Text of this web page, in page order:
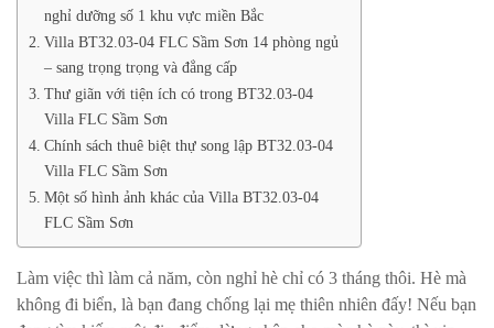
nghỉ dưỡng số 1 khu vực miền Bắc
Villa BT32.03-04 FLC Sầm Sơn 14 phòng ngủ
– sang trọng trọng và đẳng cấp
Thư giãn với tiện ích có trong BT32.03-04
Villa FLC Sầm Sơn
Chính sách thuê biệt thự song lập BT32.03-04
Villa FLC Sầm Sơn
Một số hình ảnh khác của Villa BT32.03-04
FLC Sầm Sơn
Làm việc thì làm cả năm, còn nghỉ hè chỉ có 3 tháng thôi. Hè mà
không đi biển, là bạn đang chống lại mẹ thiên nhiên đấy! Nếu bạn